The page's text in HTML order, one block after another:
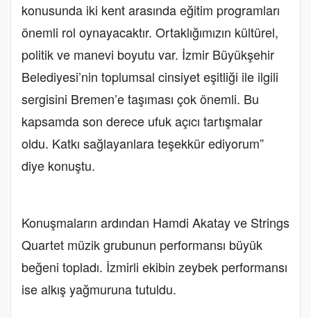
konusunda iki kent arasında eğitim programları
önemli rol oynayacaktır. Ortaklığımızın kültürel,
politik ve manevi boyutu var. İzmir Büyükşehir
Belediyesi’nin toplumsal cinsiyet eşitliği ile ilgili
sergisini Bremen’e taşıması çok önemli. Bu
kapsamda son derece ufuk açıcı tartışmalar
oldu. Katkı sağlayanlara teşekkür ediyorum”
diye konuştu.
Konuşmaların ardından Hamdi Akatay ve Strings
Quartet müzik grubunun performansı büyük
beğeni topladı. İzmirli ekibin zeybek performansı
ise alkış yağmuruna tutuldu.